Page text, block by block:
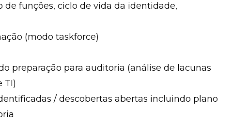
de funções, ciclo de vida da identidade,
(modo taskforce)
preparação para auditoria (análise de lacunas
TI)
/ descobertas abertas incluindo plano